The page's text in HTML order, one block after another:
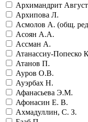
Архимандрит
Архипова Л.
Асмолов А. (общ.
Асоян А.А.
Ассман А.
Атанассиу-Попеско
Атанов П.
Ауров О.В.
Ауэрбах Н.
Афанасьева Э.М.
Афонасин Е. В.
Ахмадуллин, С. З.